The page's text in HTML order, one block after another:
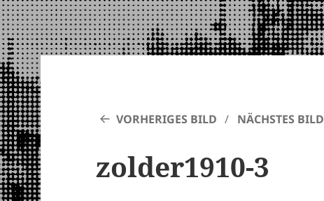
VORHERIGES BILD NÄCHSTES BILD
zolder1910-3